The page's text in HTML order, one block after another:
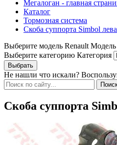
Мегалоган - главная
Каталог
Тормозная система
Скоба суппорта Simbol
Выберите модель Renault Модель
Выберите категорию Категория
Не нашли что искали?
Скоба суппорта